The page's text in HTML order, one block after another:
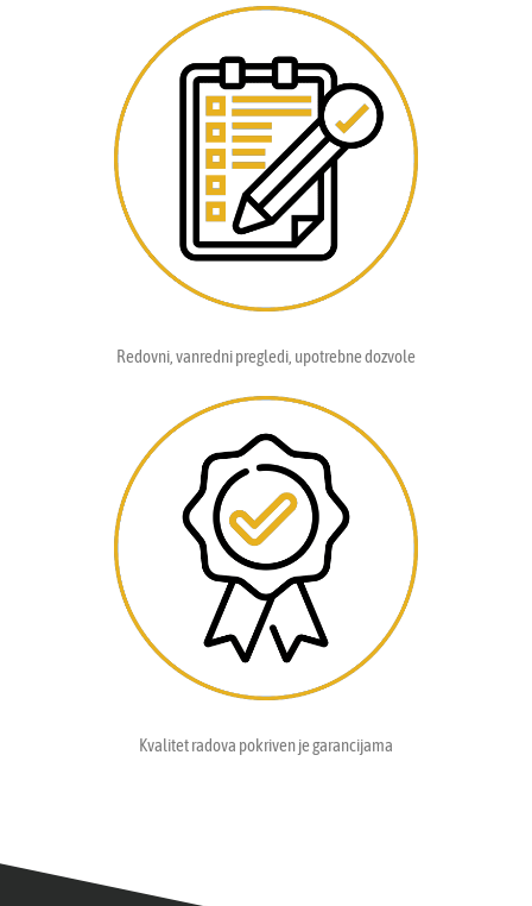
Redovni, vanredni pregledi, upotrebne dozvole
Kvalitet radova pokriven je garancijama